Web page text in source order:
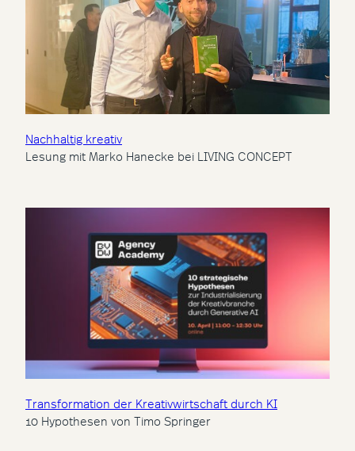
Nachhaltig kreativ
Lesung mit Marko Hanecke bei LIVING CONCEPT
Transformation der Kreativwirtschaft durch KI
10 Hypothesen von Timo Springer